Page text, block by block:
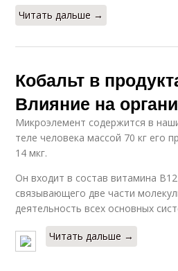
Читать дальше →
Кобальт в
Влияние на
Микроэлемент содержится в
теле человека массой 70 кг его
14 мкг.
Он входит в состав витамина
связывающего две части
деятельность всех основных
Читать дальше →